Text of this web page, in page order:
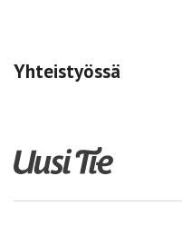
Yhteistyössä